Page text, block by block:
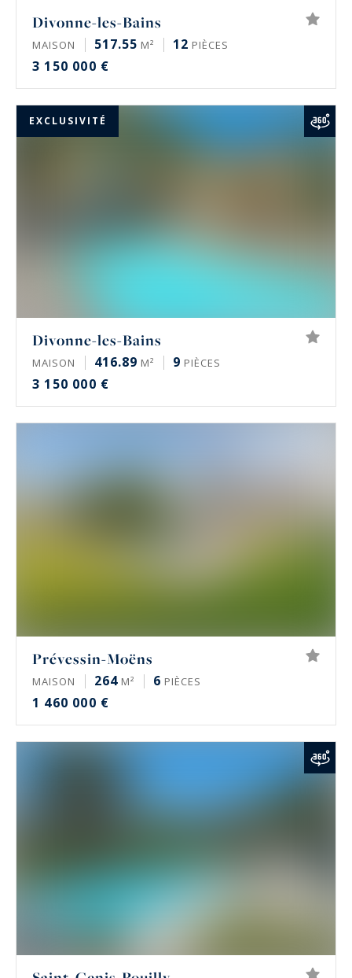
Divonne-les-Bains
MAISON 517.55 M² 12 PIÈCES
3 150 000 €
EXCLUSIVITÉ
Divonne-les-Bains
MAISON 416.89 M² 9 PIÈCES
3 150 000 €
Prévessin-Moëns
MAISON 264 M² 6 PIÈCES
1 460 000 €